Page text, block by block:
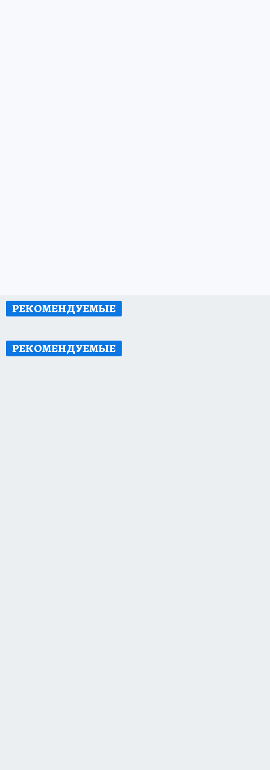
РЕКОМЕНДУЕМЫЕ
РЕКОМЕНДУЕМЫЕ